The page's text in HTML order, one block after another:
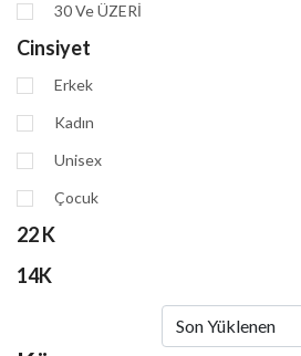
30 Ve ÜZERİ
Cinsiyet
Erkek
Kadın
Unisex
Çocuk
22 K
14K